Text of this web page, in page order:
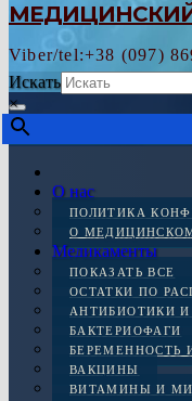
Viber/tel:+38 (097)
Искать
×
О нас
ПОЛИТИКА
О
Медикаменты
ПОКАЗАТЬ ВСЕ
ОСТАТКИ ПО
АНТИБИОТИКИ
БАКТЕРИОФАГИ
БЕРЕМЕННОСТЬ
ВАКЦИНЫ
ВИТАМИНЫ И